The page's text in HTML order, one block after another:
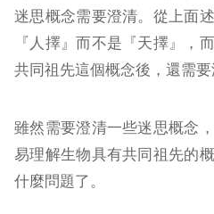
迷思概念需要澄清。從上面
『人擇』而不是『天擇』，
共同祖先這個概念後，還需
雖然需要澄清一些迷思概念
易理解生物具有共同祖先的
什麼問題了。